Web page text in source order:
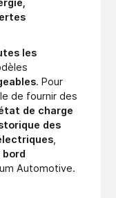
les
. Pour
de fournir des
de charge
des
bord
Automotive.